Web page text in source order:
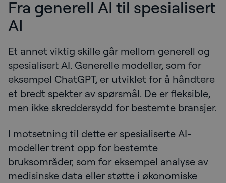
Fra generell AI til spesialisert
AI
Et annet viktig skille går mellom generell og
spesialisert AI. Generelle modeller, som for
eksempel ChatGPT, er utviklet for å håndtere
et bredt spekter av spørsmål. De er fleksible,
men ikke skreddersydd for bestemte bransjer.
I motsetning til dette er spesialiserte AI-
modeller trent opp for bestemte
bruksområder, som for eksempel analyse av
medisinske data eller støtte i økonomiske